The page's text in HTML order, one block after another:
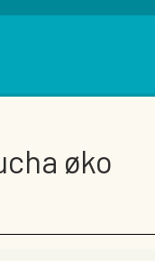
OG KNÆKBRØD
øko